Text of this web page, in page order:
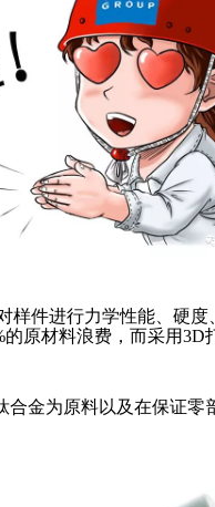
件进行力学性能、硬
原材料浪费，而采用3D
金为原料以及在保证